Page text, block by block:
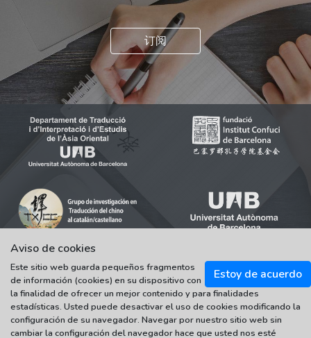
订阅
© 2021-2022 Universitat Autònoma de Barcelona
Tots els drets reservats
Aviso de cookies
Estoy de acuerdo
Este sitio web guarda pequeños fragmentos
de información (cookies) en su dispositivo con
la finalidad de ofrecer un mejor contenido y para finalidades
estadísticas. Usted puede desactivar el uso de cookies modificando la
configuración de su navegador. Navegar por nuestro sitio web sin
cambiar la configuración del navegador hace que usted nos esté